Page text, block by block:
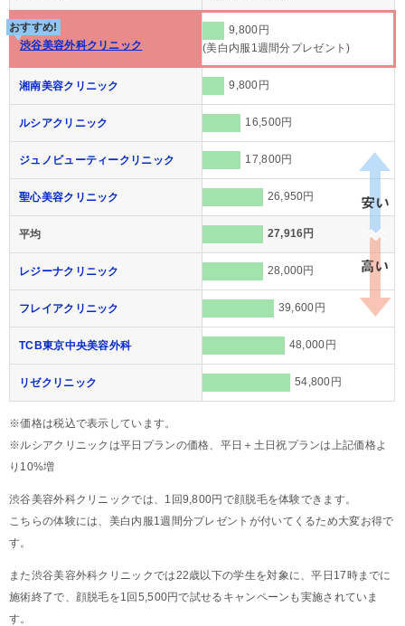
おすすめ!
渋谷美容外科クリニック
9,800円
(美白内服1週間分プレゼント)
湘南美容クリニック 9,800円
ルシアクリニック 16,500円
ジュノビューティークリニック 17,800円
聖心美容クリニック 26,950円
平均 27,916円
レジーナクリニック 28,000円
フレイアクリニック 39,600円
TCB東京中央美容外科 48,000円
リゼクリニック 54,800円
※価格は税込で表示しています。
※ルシアクリニックは平日プランの価格、平日＋土日祝プランは上記価格よ
り10%増
渋谷美容外科クリニックでは、1回9,800円で顔脱毛を体験できます。
こちらの体験には、美白内服1週間分プレゼントが付いてくるため大変お得で
す。
また渋谷美容外科クリニックでは22歳以下の学生を対象に、平日17時までに
施術終了で、顔脱毛を1回5,500円で試せるキャンペーンも実施されていま
す。